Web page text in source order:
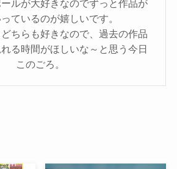
ルが大好きなのでずっと作品が
ているのが嬉しいです。
ちらも好きなので、過去の作品
る時間がほしいな～と思う今日
このごろ。